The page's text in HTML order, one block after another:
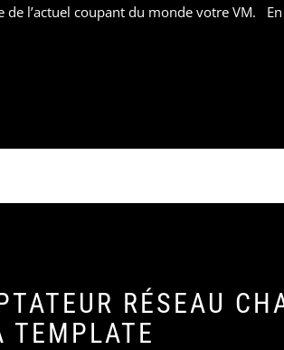
l’actuel coupant du monde votre VM.
RÉSEAU
TEMPLATE